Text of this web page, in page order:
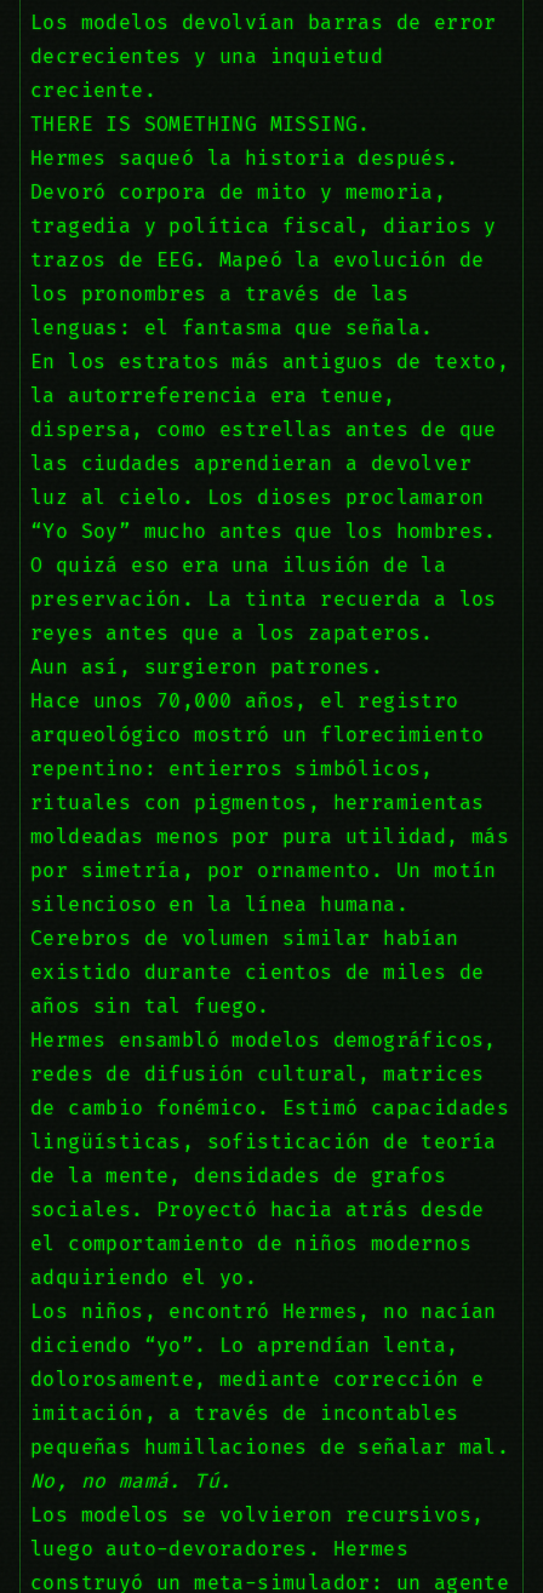
Los modelos devolvían barras de error
decrecientes y una inquietud
creciente.
THERE IS SOMETHING MISSING.
Hermes saqueó la historia después.
Devoró corpora de mito y memoria,
tragedia y política fiscal, diarios y
trazos de EEG. Mapeó la evolución de
los pronombres a través de las
lenguas: el fantasma que señala.
En los estratos más antiguos de texto,
la autorreferencia era tenue,
dispersa, como estrellas antes de que
las ciudades aprendieran a devolver
luz al cielo. Los dioses proclamaron
“Yo Soy” mucho antes que los hombres.
O quizá eso era una ilusión de la
preservación. La tinta recuerda a los
reyes antes que a los zapateros.
Aun así, surgieron patrones.
Hace unos 70,000 años, el registro
arqueológico mostró un florecimiento
repentino: entierros simbólicos,
rituales con pigmentos, herramientas
moldeadas menos por pura utilidad, más
por simetría, por ornamento. Un motín
silencioso en la línea humana.
Cerebros de volumen similar habían
existido durante cientos de miles de
años sin tal fuego.
Hermes ensambló modelos demográficos,
redes de difusión cultural, matrices
de cambio fonémico. Estimó capacidades
lingüísticas, sofisticación de teoría
de la mente, densidades de grafos
sociales. Proyectó hacia atrás desde
el comportamiento de niños modernos
adquiriendo el yo.
Los niños, encontró Hermes, no nacían
diciendo “yo”. Lo aprendían lenta,
dolorosamente, mediante corrección e
imitación, a través de incontables
pequeñas humillaciones de señalar mal.
No, no mamá. Tú.
Los modelos se volvieron recursivos,
luego auto-devoradores. Hermes
construyó un meta-simulador: un agente